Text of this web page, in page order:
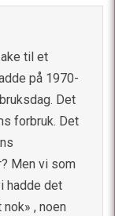
til et
på 1970-
Det
forbruk. Det
Men vi som
hadde det
, noen